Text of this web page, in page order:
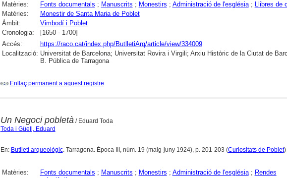
Matèries: Fonts documentals ; Manuscrits ; Monestirs ; Administració de l'església; Llibres de
Matèries:
Monestir de Santa Maria de Poblet
Àmbit:
Vimbodí i Poblet
Cronologia:
[1650 - 1700]
Accés:
https://raco.cat/index.php/ButlletiArq/article/view/334009
Localització: Universitat de Barcelona; Universitat Rovira i Virgili; Arxiu Històric de la Ciutat de
B. Pública de Tarragona
Enllaç permanent a aquest registre
Un Negoci pobletà / Eduard Toda
Toda i Güell, Eduard
En: Butlletí arqueològic. Tarragona. Època III, núm. 19 (maig-juny 1924), p. 201-203 (Curiositats de Poblet)
Matèries: Fonts documentals ; Manuscrits ; Monestirs ; Administració de l'església; Rendes